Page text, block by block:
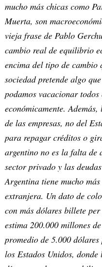
mucho más chicas como
Muerta, son
vieja frase de Pablo
cambio real de equilibrio
encima del tipo de cambio
sociedad pretende algo
podamos vacacionar
económicamente.
de las empresas, no del
para repagar créditos o
argentino no es la falta de
sector privado y las
Argentina tiene mucho
extranjera. Un dato de
con más dólares billete
estima 200.000 millones
promedio de 5.000
los Estados Unidos,